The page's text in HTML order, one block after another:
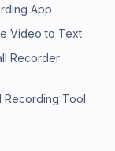
App
Video to Text
Recorder
Recording Tool